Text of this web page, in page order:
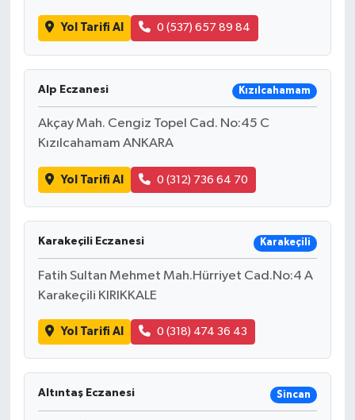
Yol Tarifi Al 0 (537) 657 89 84
Alp Eczanesi Kızılcahamam
Akçay Mah. Cengiz Topel Cad. No:45 C
Kızılcahamam ANKARA
Yol Tarifi Al 0 (312) 736 64 70
Karakeçili Eczanesi Karakeçili
Fatih Sultan Mehmet Mah.Hürriyet Cad.No:4 A
Karakeçili KIRIKKALE
Yol Tarifi Al 0 (318) 474 36 43
Altıntaş Eczanesi Sincan